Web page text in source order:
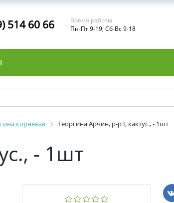
514 60 66
Время работы:
Пн-Пт 9-19, Сб-Вс 9-18
корневая Георгина Арчин, р-р I, кактус., - 1шт
- 1шт